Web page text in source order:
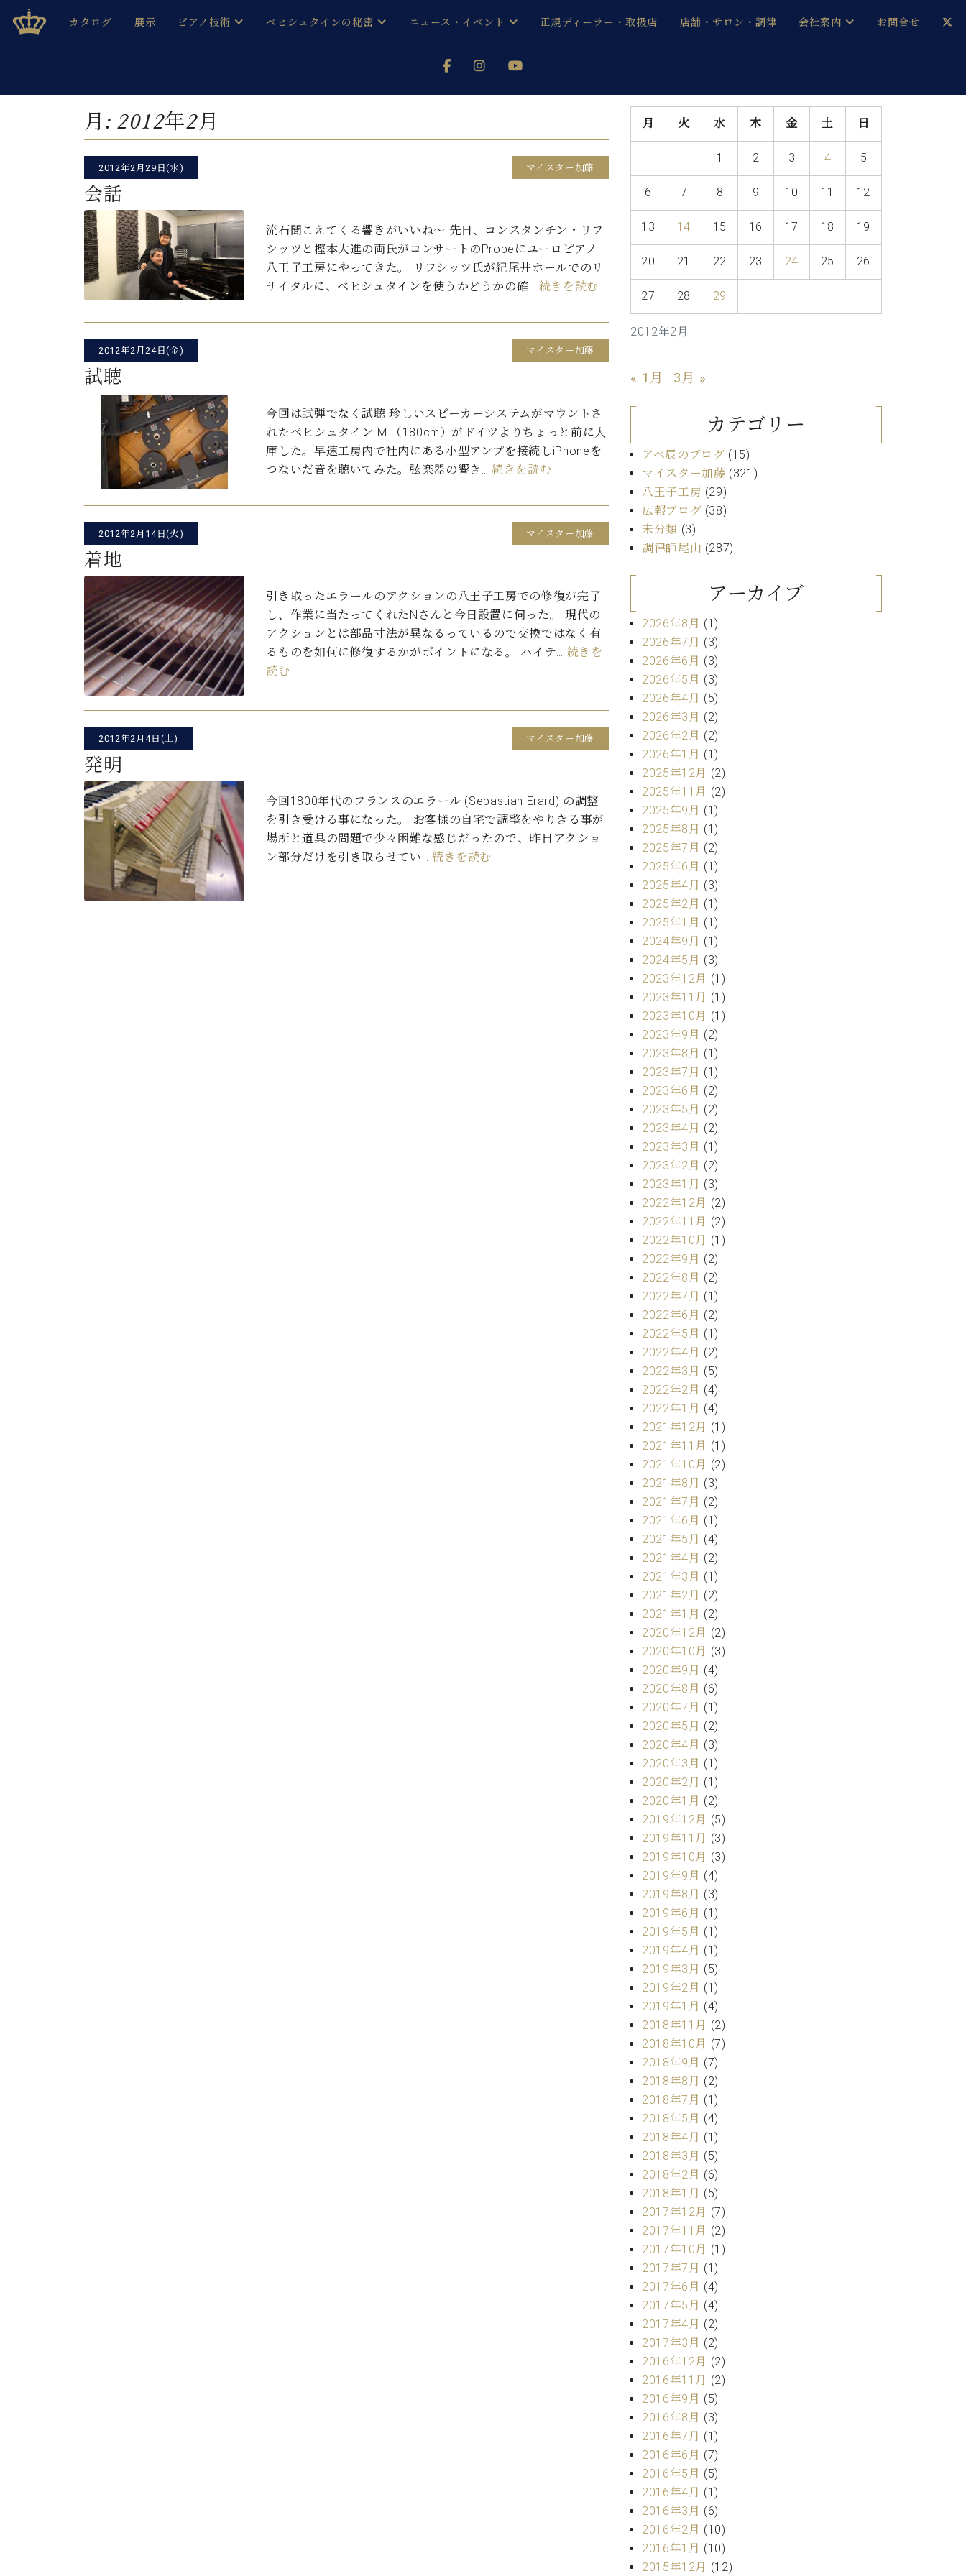
ベヒシュタインジャパン公式サイト
BECHSTEIN JAPAN Official Site
カタログ
C.ベヒシュタイン コンサート / C.ベヒシュタイン レジデンス
C.ベヒシュタイン コンサート
グランドピアノ
アップライトピアノ
C.ベヒシュタイン アカデミー
W.ホフマン プロフェッショナル
W.ホフマン トラディション
W.ホフマン ヴィジョン
C.BECHSTEIN Digital(ベヒシュタイン デジタル)
展示 ピアノ技術
音色とタッチ
ベヒシュタイン・ジャパンの取り組
み
ピアノ製造番号
ベヒシュタインの秘密
ベヒシュタインを弾く前に
ベヒシュタイン・シューレ
ニュース・イベント
メルマガ会員登録ご案内
(お知らせ・メディア情報)
音楽教室
正規ディーラー・取扱店 店舗・サロン・調律
趣味から本格的に学ぶ方まで大歓迎。ベヒシュタイン・シューレ音楽教室
ホール・スタジオレンタル
ホール・スタジオ空き状況
ピアノのコンシェルジュ
セントラム東京のご案内(PDF)
お問い合わせ
本社：八王子・技術営業センター
スタッフご挨拶
技術者紹介
展示情報【ユーロピアノ特選中古】
イベント情報
八王子工房ブログ
お問い合わせ
アーティストカスタマーサービス(調律)
アフターサービス(調律)
お問い合わせ
会社案内
ベヒシュタイン・ジャパンブログ
お問合せ
月: 2012年2月
2012年2月29日(水) マイスター加藤
会話
流石聞こえてくる響きがいいね～ 先日、コンスタンチン・リフ
シッツと樫本大進の両氏がコンサートのProbeにユーロピアノ
八王子工房にやってきた。 リフシッツ氏が紀尾井ホールでのリ
サイタルに、ベヒシュタインを使うかどうかの確… 続きを読む
2012年2月24日(金) マイスター加藤
試聴
今回は試弾でなく試聴 珍しいスピーカーシステムがマウントさ
れたベヒシュタイン M （180cm）がドイツよりちょっと前に入
庫した。早速工房内で社内にある小型アンプを接続しiPhoneを
つないだ音を聴いてみた。弦楽器の響き…続きを読む
2012年2月14日(火) マイスター加藤
着地
引き取ったエラールのアクションの八王子工房での修復が完了
し、作業に当たってくれたNさんと今日設置に伺った。 現代の
アクションとは部品寸法が異なるっているので交換ではなく有
るものを如何に修復するかがポイントになる。 ハイテ… 続きを
読む
2012年2月4日(土) マイスター加藤
発明
今回1800年代のフランスのエラール (Sebastian Erard) の調整
を引き受ける事になった。 お客様の自宅で調整をやりきる事が
場所と道具の問題で少々困難な感じだったので、昨日アクショ
ン部分だけを引き取らせてい… 続きを読む
2012年2月
月 火 水 木 金 土 日
1 2 3 4 5
6 7 8 9 10 11 12
13 14 15 16 17 18 19
20 21 22 23 24 25 26
27 28 29
« 1月 3月 »
カテゴリー
アベ辰のブログ (15)
マイスター加藤 (321)
八王子工房 (29)
広報ブログ (38)
未分類 (3)
調律師尾山 (287)
アーカイブ
2026年8月 (1)
2026年7月 (3)
2026年6月 (3)
2026年5月 (3)
2026年4月 (5)
2026年3月 (2)
2026年2月 (2)
2026年1月 (1)
2025年12月 (2)
2025年11月 (2)
2025年9月 (1)
2025年8月 (1)
2025年7月 (2)
2025年6月 (1)
2025年4月 (3)
2025年2月 (1)
2025年1月 (1)
2024年9月 (1)
2024年5月 (3)
2023年12月 (1)
2023年11月 (1)
2023年10月 (1)
2023年9月 (2)
2023年8月 (1)
2023年7月 (1)
2023年6月 (2)
2023年5月 (2)
2023年4月 (2)
2023年3月 (1)
2023年2月 (2)
2023年1月 (3)
2022年12月 (2)
2022年11月 (2)
2022年10月 (1)
2022年9月 (2)
2022年8月 (2)
2022年7月 (1)
2022年6月 (2)
2022年5月 (1)
2022年4月 (2)
2022年3月 (5)
2022年2月 (4)
2022年1月 (4)
2021年12月 (1)
2021年11月 (1)
2021年10月 (2)
2021年8月 (3)
2021年7月 (2)
2021年6月 (1)
2021年5月 (4)
2021年4月 (2)
2021年3月 (1)
2021年2月 (2)
2021年1月 (2)
2020年12月 (2)
2020年10月 (3)
2020年9月 (4)
2020年8月 (6)
2020年7月 (1)
2020年5月 (2)
2020年4月 (3)
2020年3月 (1)
2020年2月 (1)
2020年1月 (2)
2019年12月 (5)
2019年11月 (3)
2019年10月 (3)
2019年9月 (4)
2019年8月 (3)
2019年6月 (1)
2019年5月 (1)
2019年4月 (1)
2019年3月 (5)
2019年2月 (1)
2019年1月 (4)
2018年11月 (2)
2018年10月 (7)
2018年9月 (7)
2018年8月 (2)
2018年7月 (1)
2018年5月 (4)
2018年4月 (1)
2018年3月 (5)
2018年2月 (6)
2018年1月 (5)
2017年12月 (7)
2017年11月 (2)
2017年10月 (1)
2017年7月 (1)
2017年6月 (4)
2017年5月 (4)
2017年4月 (2)
2017年3月 (2)
2016年12月 (2)
2016年11月 (2)
2016年9月 (5)
2016年8月 (3)
2016年7月 (1)
2016年6月 (7)
2016年5月 (5)
2016年4月 (1)
2016年3月 (6)
2016年2月 (10)
2016年1月 (10)
2015年12月 (12)